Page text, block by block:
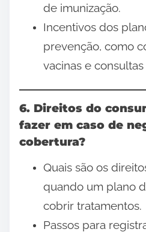
de imunização.
Incentivos dos
prevenção, como
vacinas e
6. Direitos do
fazer em caso de
cobertura?
Quais são os
quando um plano
cobrir tratamentos.
Passos para